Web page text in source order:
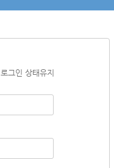
로그인 상태유지